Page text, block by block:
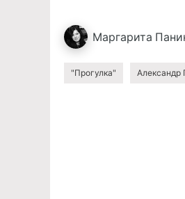
Маргарита
"Прогулка" Александр